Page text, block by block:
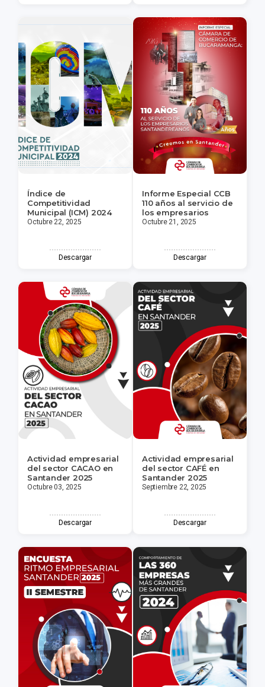
Índice de
Competitividad
Municipal (ICM) 2024
Octubre 22, 2025
Descargar
Informe Especial CCB
110 años al servicio de
los empresarios
Octubre 21, 2025
Descargar
Actividad empresarial
del sector CACAO en
Santander 2025
Octubre 03, 2025
Descargar
Actividad empresarial
del sector CAFÉ en
Santander 2025
Septiembre 22, 2025
Descargar